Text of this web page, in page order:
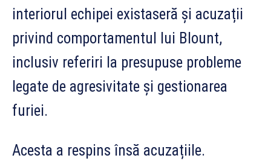
interiorul echipei existaseră și acuzații
privind comportamentul lui Blount,
inclusiv referiri la presupuse probleme
legate de agresivitate și gestionarea
furiei.
Acesta a respins însă acuzațiile.